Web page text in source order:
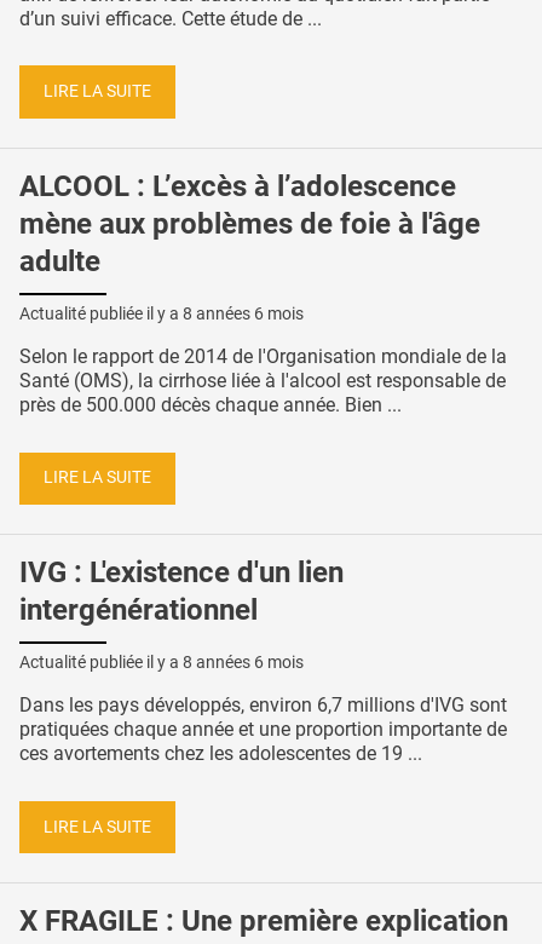
d’un suivi efficace. Cette étude de ...
LIRE LA SUITE
ALCOOL : L’excès à l’adolescence
mène aux problèmes de foie à l'âge
adulte
Actualité publiée il y a 8 années 6 mois
Selon le rapport de 2014 de l'Organisation mondiale de la
Santé (OMS), la cirrhose liée à l'alcool est responsable de
près de 500.000 décès chaque année. Bien ...
LIRE LA SUITE
IVG : L'existence d'un lien
intergénérationnel
Actualité publiée il y a 8 années 6 mois
Dans les pays développés, environ 6,7 millions d'IVG sont
pratiquées chaque année et une proportion importante de
ces avortements chez les adolescentes de 19 ...
LIRE LA SUITE
X FRAGILE : Une première explication